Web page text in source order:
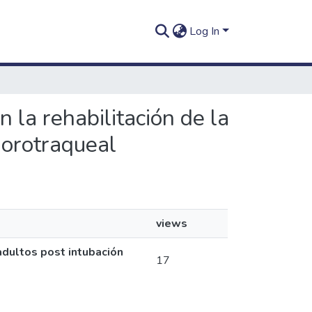
Log In
la rehabilitación de la
views
post intubación
17